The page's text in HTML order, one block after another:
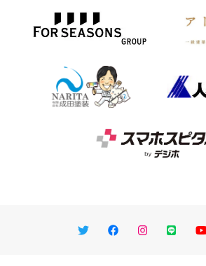
TwitterFacebookInstagram
LINE